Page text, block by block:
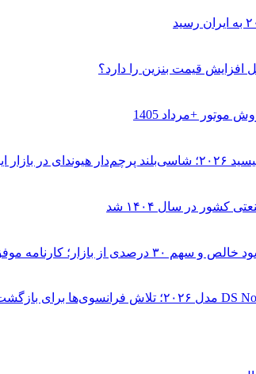
افزایش قیمت بنزین را دارد؟
+مرداد 1405
بازار ایران
کشور در سال ۱۴۰۴ شد